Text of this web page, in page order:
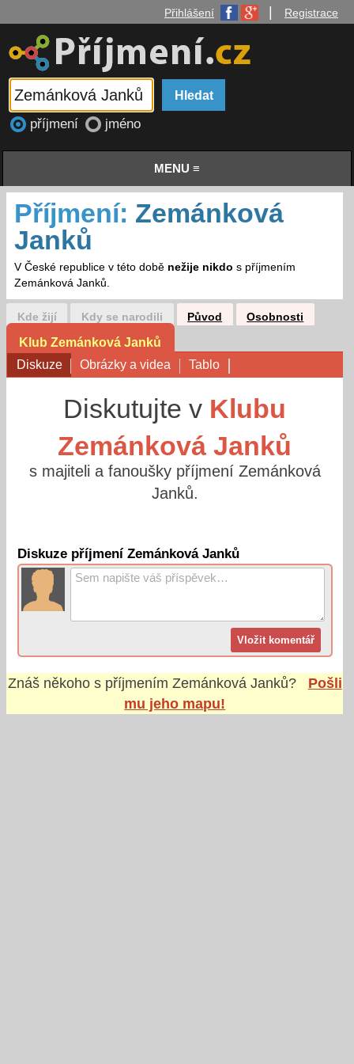
Přihlášení Registrace
příjmení jméno
MENU ≡
Příjmení: Zemánková
Janků
V České republice v této době nežije nikdo s příjmením
Zemánková Janků.
Kde žijí Kdy se narodili Původ Osobnosti
Klub Zemánková Janků
Diskuze
Obrázky a videa Tablo
Diskutujte v Klubu
Zemánková Janků
s majiteli a fanoušky příjmení Zemánková
Janků.
Diskuze příjmení Zemánková Janků
Znáš někoho s příjmením Zemánková Janků?
Pošli
mu jeho mapu!